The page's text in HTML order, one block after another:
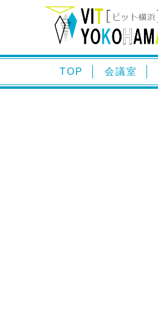
TOP 会議室